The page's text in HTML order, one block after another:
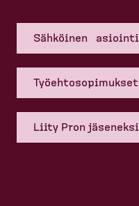
Sähköinen asiointi
Työehto­so­pi­mukset
Liity Pron jäseneksi